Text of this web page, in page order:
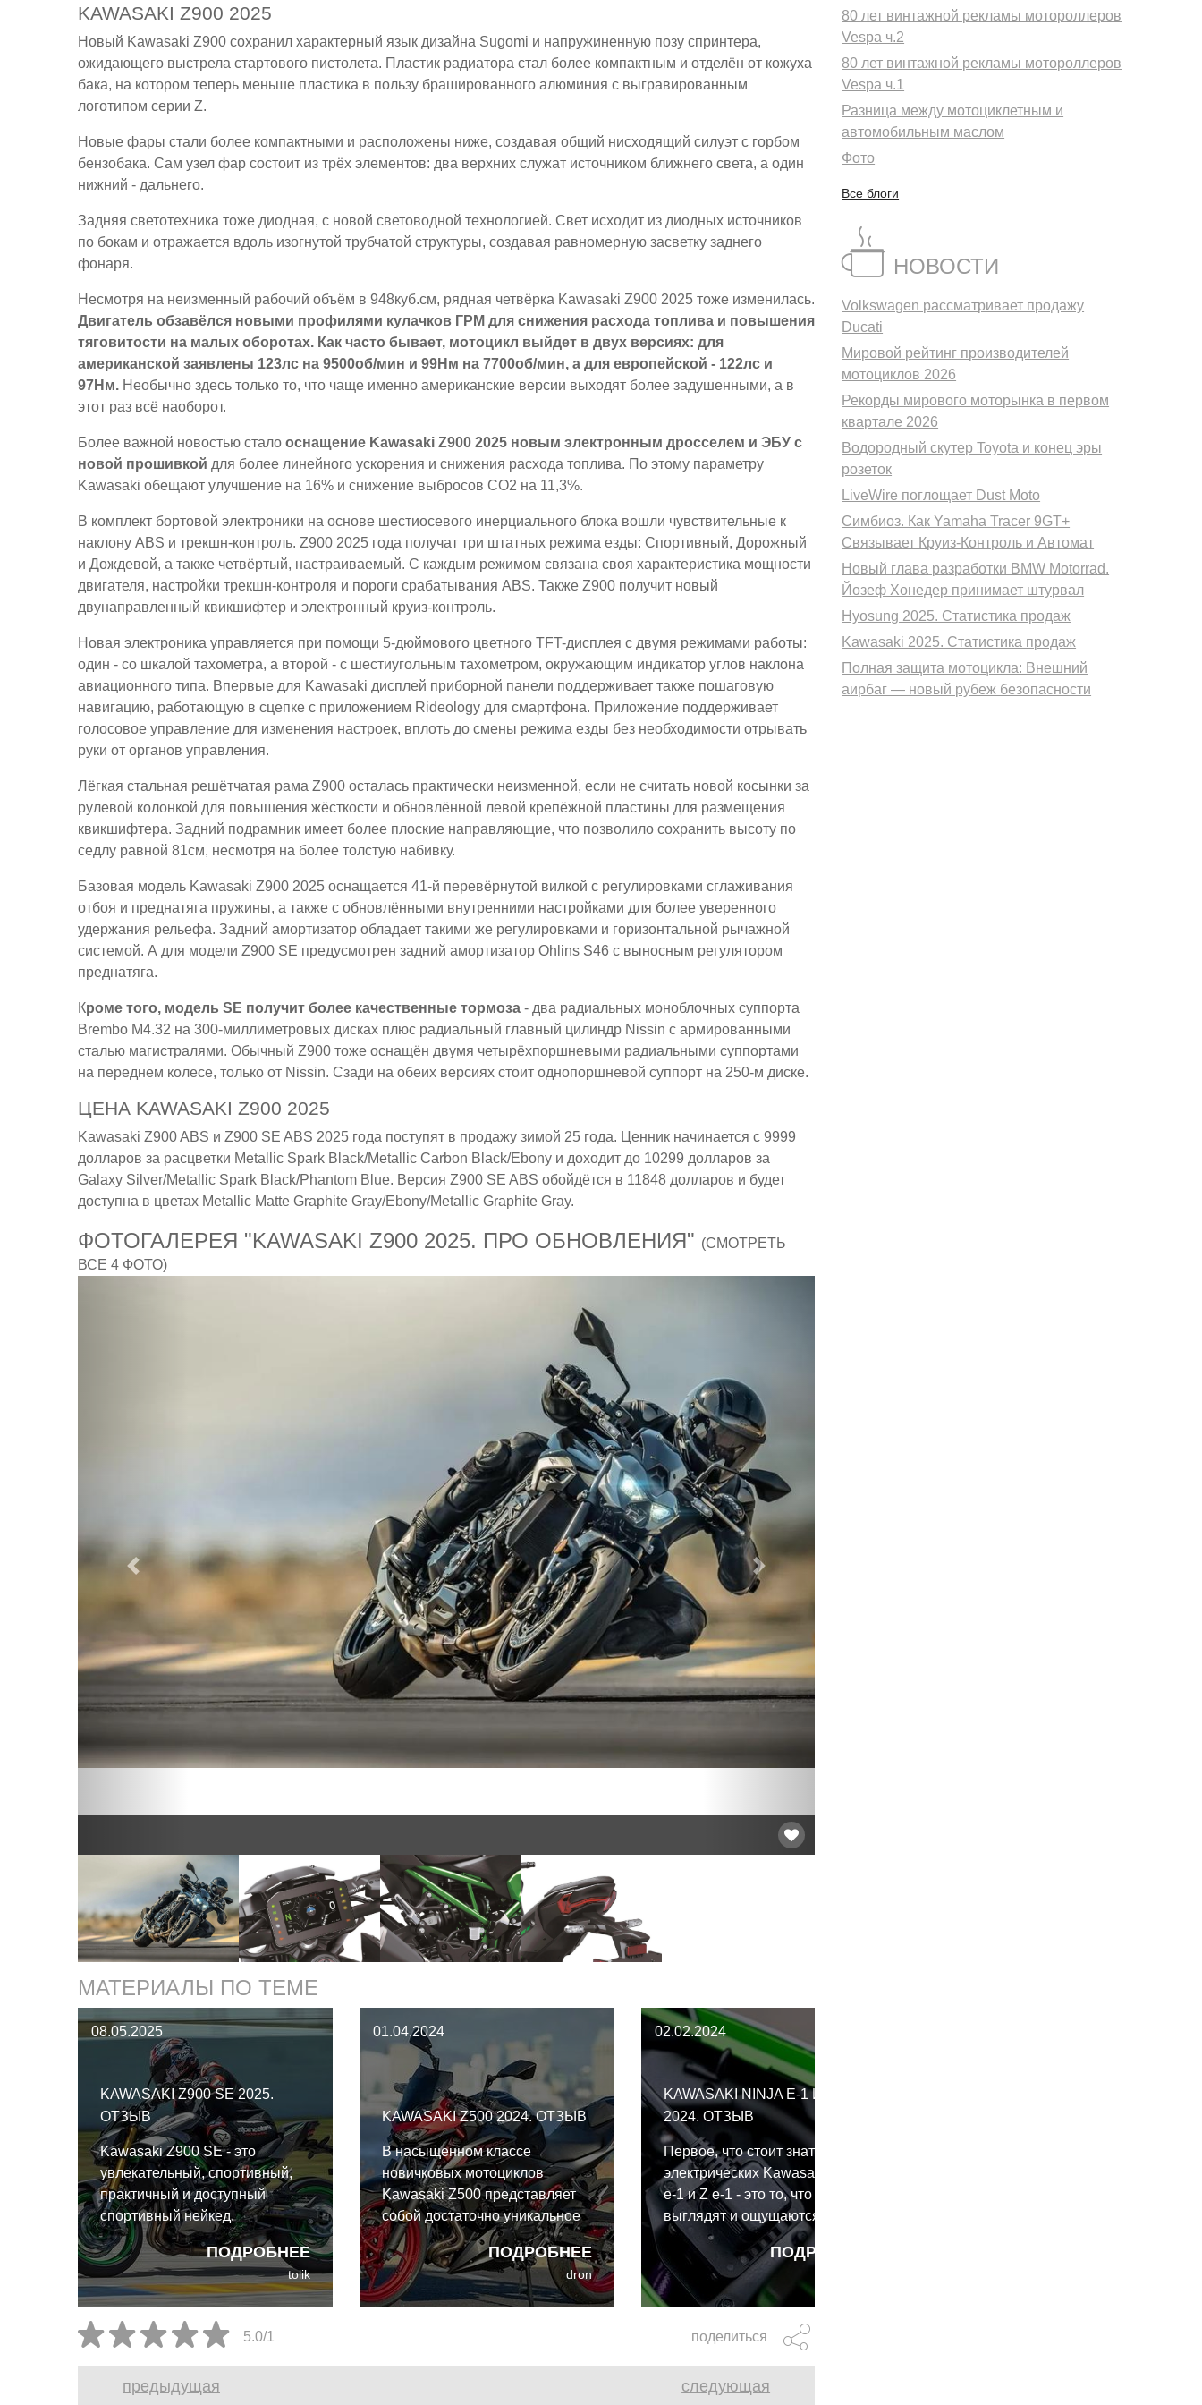
KAWASAKI Z900 2025
Новый Kawasaki Z900 сохранил характерный язык дизайна Sugomi и напружиненную позу спринтера,
ожидающего выстрела стартового пистолета. Пластик радиатора стал более компактным и отделён от кожуха
бака, на котором теперь меньше пластика в пользу брашированного алюминия с выгравированным
логотипом серии Z.
Новые фары стали более компактными и расположены ниже, создавая общий нисходящий силуэт с горбом
бензобака. Сам узел фар состоит из трёх элементов: два верхних служат источником ближнего света, а один
нижний - дальнего.
Задняя светотехника тоже диодная, с новой световодной технологией. Свет исходит из диодных источников
по бокам и отражается вдоль изогнутой трубчатой структуры, создавая равномерную засветку заднего
фонаря.
Несмотря на неизменный рабочий объём в 948куб.см, рядная четвёрка Kawasaki Z900 2025 тоже изменилась.
Двигатель обзавёлся новыми профилями кулачков ГРМ для снижения расхода топлива и повышения
тяговитости на малых оборотах. Как часто бывает, мотоцикл выйдет в двух версиях: для
американской заявлены 123лс на 9500об/мин и 99Нм на 7700об/мин, а для европейской - 122лс и
97Нм. Необычно здесь только то, что чаще именно американские версии выходят более задушенными, а в
этот раз всё наоборот.
Более важной новостью стало оснащение Kawasaki Z900 2025 новым электронным дросселем и ЭБУ с
новой прошивкой для более линейного ускорения и снижения расхода топлива. По этому параметру
Kawasaki обещают улучшение на 16% и снижение выбросов CO2 на 11,3%.
В комплект бортовой электроники на основе шестиосевого инерциального блока вошли чувствительные к
наклону ABS и трекшн-контроль. Z900 2025 года получат три штатных режима езды: Спортивный, Дорожный
и Дождевой, а также четвёртый, настраиваемый. С каждым режимом связана своя характеристика мощности
двигателя, настройки трекшн-контроля и пороги срабатывания ABS. Также Z900 получит новый
двунаправленный квикшифтер и электронный круиз-контроль.
Новая электроника управляется при помощи 5-дюймового цветного TFT-дисплея с двумя режимами работы:
один - со шкалой тахометра, а второй - с шестиугольным тахометром, окружающим индикатор углов наклона
авиационного типа. Впервые для Kawasaki дисплей приборной панели поддерживает также пошаговую
навигацию, работающую в сцепке с приложением Rideology для смартфона. Приложение поддерживает
голосовое управление для изменения настроек, вплоть до смены режима езды без необходимости отрывать
руки от органов управления.
Лёгкая стальная решётчатая рама Z900 осталась практически неизменной, если не считать новой косынки за
рулевой колонкой для повышения жёсткости и обновлённой левой крепёжной пластины для размещения
квикшифтера. Задний подрамник имеет более плоские направляющие, что позволило сохранить высоту по
седлу равной 81см, несмотря на более толстую набивку.
Базовая модель Kawasaki Z900 2025 оснащается 41-й перевёрнутой вилкой с регулировками сглаживания
отбоя и преднатяга пружины, а также с обновлёнными внутренними настройками для более уверенного
удержания рельефа. Задний амортизатор обладает такими же регулировками и горизонтальной рычажной
системой. А для модели Z900 SE предусмотрен задний амортизатор Ohlins S46 с выносным регулятором
преднатяга.
Кроме того, модель SE получит более качественные тормоза - два радиальных моноблочных суппорта
Brembo M4.32 на 300-миллиметровых дисках плюс радиальный главный цилиндр Nissin с армированными
сталью магистралями. Обычный Z900 тоже оснащён двумя четырёхпоршневыми радиальными суппортами
на переднем колесе, только от Nissin. Сзади на обеих версиях стоит однопоршневой суппорт на 250-м диске.
ЦЕНА KAWASAKI Z900 2025
Kawasaki Z900 ABS и Z900 SE ABS 2025 года поступят в продажу зимой 25 года. Ценник начинается с 9999
долларов за расцветки Metallic Spark Black/Metallic Carbon Black/Ebony и доходит до 10299 долларов за
Galaxy Silver/Metallic Spark Black/Phantom Blue. Версия Z900 SE ABS обойдётся в 11848 долларов и будет
доступна в цветах Metallic Matte Graphite Gray/Ebony/Metallic Graphite Gray.
ФОТОГАЛЕРЕЯ "KAWASAKI Z900 2025. ПРО ОБНОВЛЕНИЯ" (СМОТРЕТЬ
ВСЕ 4 ФОТО)
Предыдущий Следующий
МАТЕРИАЛЫ ПО ТЕМЕ
08.05.2025
KAWASAKI Z900 SE 2025.
ОТЗЫВ
ПОДРОБНЕЕ
Kawasaki Z900 SE - это
увлекательный, спортивный,
практичный и доступный
спортивный нейкед,
универсальный практически в
каждом аспекте езды.
tolik
01.04.2024
KAWASAKI Z500 2024. ОТЗЫВ
ПОДРОБНЕЕ
В насыщенном классе
новичковых мотоциклов
Kawasaki Z500 представляет
собой достаточно уникальное
предложение - он более
кубатурный, чем большинство
одноклассников, и готов не
только стать хорошим первым
dron
02.02.2024
KAWASAKI NINJA E-1 И Z E-1
2024. ОТЗЫВ
ПОДРОБНЕЕ
Первое, что стоит знать об
электрических Kawasaki Ninja
e-1 и Z e-1 - это то, что они
выглядят и ощущаются как
мотоциклы. По крайней мере,
так задумано. Насколько
электрические мотоциклы
удобны в городе? Достаточно
ли того, что эта штука
выглядит, как мотоцикл, чтобы
привлечь бывалых
мотоциклистов?
5.0/1 поделиться
предыдущая следующая
80 лет винтажной рекламы мотороллеров
Vespa ч.2
80 лет винтажной рекламы мотороллеров
Vespa ч.1
Разница между мотоциклетным и
автомобильным маслом
Фото
Все блоги
НОВОСТИ
Volkswagen рассматривает продажу
Ducati
Мировой рейтинг производителей
мотоциклов 2026
Рекорды мирового моторынка в первом
квартале 2026
Водородный скутер Toyota и конец эры
розеток
LiveWire поглощает Dust Moto
Симбиоз. Как Yamaha Tracer 9GT+
Связывает Круиз-Контроль и Автомат
Новый глава разработки BMW Motorrad.
Йозеф Хонедер принимает штурвал
Hyosung 2025. Статистика продаж
Kawasaki 2025. Статистика продаж
Полная защита мотоцикла: Внешний
аирбаг — новый рубеж безопасности